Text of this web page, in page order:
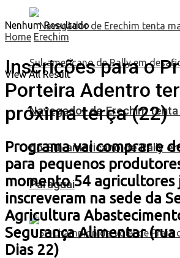
Navegador de Erechim
do Sul-americano de Rally
Paraguai
Nenhum Resultado
View All Result
Home Erechim
Inscrições para o
Porteira Adentro
próxima terça (22)
Programa vai comprar e
para pequenos
momento 54 agricultores
inscreveram na sede da
Agricultura
Segurança Alimentar (rua
Dias 22)